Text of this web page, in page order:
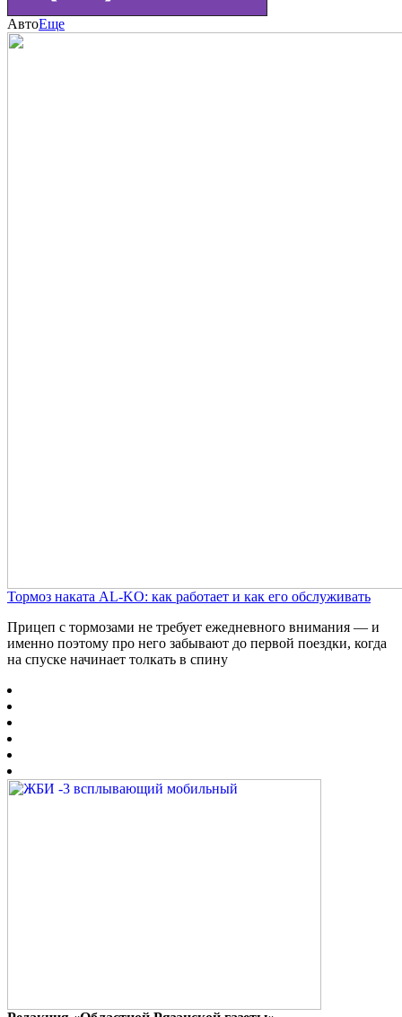
АвтоЕще
Тормоз наката AL-KO: как работает и как его обслуживать
Прицеп с тормозами не требует ежедневного внимания — и
именно поэтому про него забывают до первой поездки, когда
на спуске начинает толкать в спину